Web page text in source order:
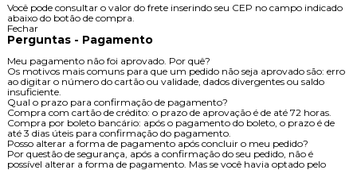
Você pode consultar o valor do frete inserindo seu CEP no campo indicado
abaixo do botão de compra.
Fechar
Perguntas - Pagamento
Meu pagamento não foi aprovado. Por quê?
Os motivos mais comuns para que um pedido não seja aprovado são: erro
ao digitar o número do cartão ou validade, dados divergentes ou saldo
insuficiente.
Qual o prazo para confirmação de pagamento?
Compra com cartão de crédito: o prazo de aprovação é de até 72 horas.
Compra por boleto bancário: após o pagamento do boleto, o prazo é de
até 3 dias úteis para confirmação do pagamento.
Posso alterar a forma de pagamento após concluir o meu pedido?
Por questão de segurança, após a confirmação do seu pedido, não é
possível alterar a forma de pagamento. Mas se você havia optado pelo